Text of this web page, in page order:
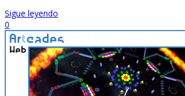
Sigue leyendo
0